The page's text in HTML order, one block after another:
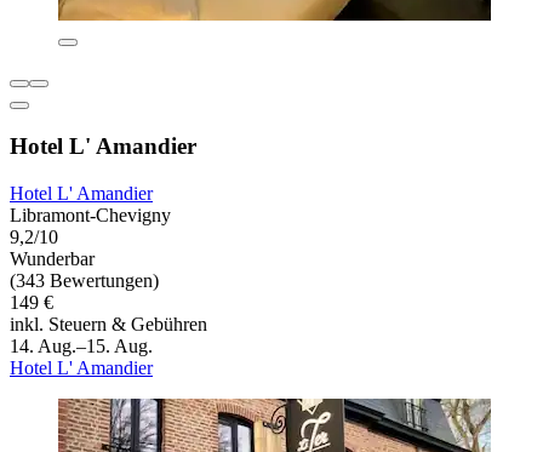
Hotel L' Amandier
Hotel L' Amandier
Libramont-Chevigny
9,2/10
Wunderbar
(343 Bewertungen)
149 €
inkl. Steuern & Gebühren
14. Aug.–15. Aug.
Hotel L' Amandier